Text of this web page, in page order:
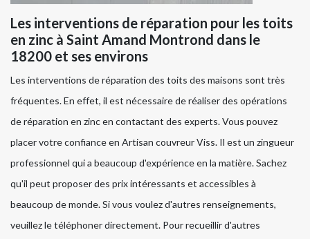
Les interventions de réparation pour les toits
en zinc à Saint Amand Montrond dans le
18200 et ses environs
Les interventions de réparation des toits des maisons sont très
fréquentes. En effet, il est nécessaire de réaliser des opérations
de réparation en zinc en contactant des experts. Vous pouvez
placer votre confiance en Artisan couvreur Viss. Il est un zingueur
professionnel qui a beaucoup d'expérience en la matière. Sachez
qu'il peut proposer des prix intéressants et accessibles à
beaucoup de monde. Si vous voulez d'autres renseignements,
veuillez le téléphoner directement. Pour recueillir d'autres